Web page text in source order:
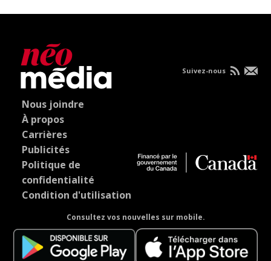
Nous joindre
À propos
Carrières
Publicités
Politique de
confidentialité
Condition d'utilisation
Consultez vos nouvelles sur mobile.
Suivez-nous